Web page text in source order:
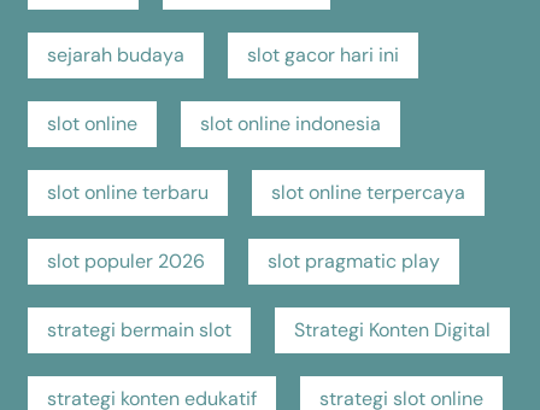
sejarah budaya slot gacor hari ini
slot online slot online indonesia
slot online terbaru slot online terpercaya
slot populer 2026 slot pragmatic play
strategi bermain slot Strategi Konten Digital
strategi konten edukatif strategi slot online